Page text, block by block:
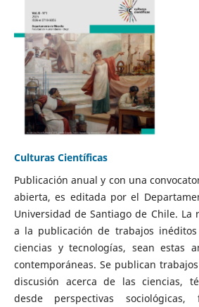
Culturas Científicas
Publicación anual y con una
abierta, es editada por el
Universidad de Santiago de Chile. La
a la publicación de trabajos
ciencias y tecnologías, sean estas
contemporáneas. Se publican
discusión acerca de las ciencias,
desde perspectivas sociológicas,